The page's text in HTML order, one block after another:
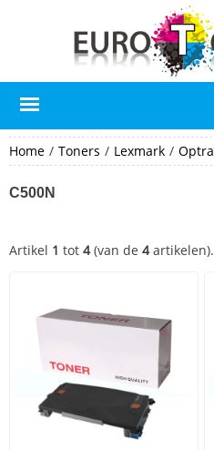
Home / Toners / Lexmark / Optra
C500N
Artikel 1 tot 4(van de 4artikelen).